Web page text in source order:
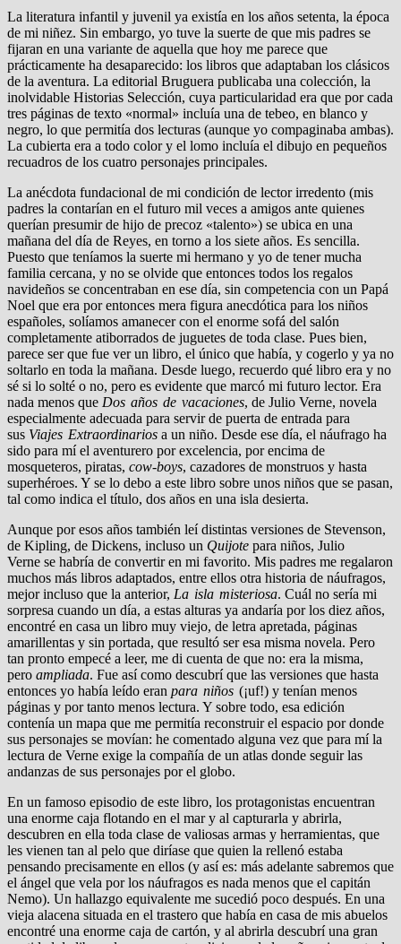
La literatura infantil y juvenil ya existía en los años setenta, la época
de mi niñez. Sin embargo, yo tuve la suerte de que mis padres se
fijaran en una variante de aquella que hoy me parece que
prácticamente ha desaparecido: los libros que adaptaban los clásicos
de la aventura. La editorial Bruguera publicaba una colección, la
inolvidable Historias Selección, cuya particularidad era que por cada
tres páginas de texto «normal» incluía una de tebeo, en blanco y
negro, lo que permitía dos lecturas (aunque yo compaginaba ambas).
La cubierta era a todo color y el lomo incluía el dibujo en pequeños
recuadros de los cuatro personajes principales.
La anécdota fundacional de mi condición de lector irredento (mis
padres la contarían en el futuro mil veces a amigos ante quienes
querían presumir de hijo de precoz «talento») se ubica en una
mañana del día de Reyes, en torno a los siete años. Es sencilla.
Puesto que teníamos la suerte mi hermano y yo de tener mucha
familia cercana, y no se olvide que entonces todos los regalos
navideños se concentraban en ese día, sin competencia con un Papá
Noel que era por entonces mera figura anecdótica para los niños
españoles, solíamos amanecer con el enorme sofá del salón
completamente atiborrados de juguetes de toda clase. Pues bien,
parece ser que fue ver un libro, el único que había, y cogerlo y ya no
soltarlo en toda la mañana. Desde luego, recuerdo qué libro era y no
sé si lo solté o no, pero es evidente que marcó mi futuro lector. Era
nada menos que Dos años de vacaciones, de Julio Verne, novela
especialmente adecuada para servir de puerta de entrada para
sus Viajes Extraordinarios a un niño. Desde ese día, el náufrago ha
sido para mí el aventurero por excelencia, por encima de
mosqueteros, piratas, cow-boys, cazadores de monstruos y hasta
superhéroes. Y se lo debo a este libro sobre unos niños que se pasan,
tal como indica el título, dos años en una isla desierta.
Aunque por esos años también leí distintas versiones de Stevenson,
de Kipling, de Dickens, incluso un Quijote para niños, Julio
Verne se habría de convertir en mi favorito. Mis padres me regalaron
muchos más libros adaptados, entre ellos otra historia de náufragos,
mejor incluso que la anterior, La isla misteriosa. Cuál no sería mi
sorpresa cuando un día, a estas alturas ya andaría por los diez años,
encontré en casa un libro muy viejo, de letra apretada, páginas
amarillentas y sin portada, que resultó ser esa misma novela. Pero
tan pronto empecé a leer, me di cuenta de que no: era la misma,
pero ampliada. Fue así como descubrí que las versiones que hasta
entonces yo había leído eran para niños (¡uf!) y tenían menos
páginas y por tanto menos lectura. Y sobre todo, esa edición
contenía un mapa que me permitía reconstruir el espacio por donde
sus personajes se movían: he comentado alguna vez que para mí la
lectura de Verne exige la compañía de un atlas donde seguir las
andanzas de sus personajes por el globo.
En un famoso episodio de este libro, los protagonistas encuentran
una enorme caja flotando en el mar y al capturarla y abrirla,
descubren en ella toda clase de valiosas armas y herramientas, que
les vienen tan al pelo que diríase que quien la rellenó estaba
pensando precisamente en ellos (y así es: más adelante sabremos que
el ángel que vela por los náufragos es nada menos que el capitán
Nemo). Un hallazgo equivalente me sucedió poco después. En una
vieja alacena situada en el trastero que había en casa de mis abuelos
encontré una enorme caja de cartón, y al abrirla descubrí una gran